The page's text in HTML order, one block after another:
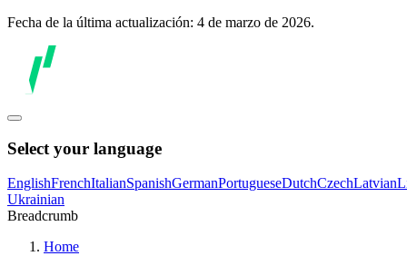
Fecha de la última actualización: 4 de marzo de 2026.
Select your language
EnglishFrenchItalianSpanishGermanPortugueseDutchCzechLatvian
Ukrainian
Breadcrumb
Home